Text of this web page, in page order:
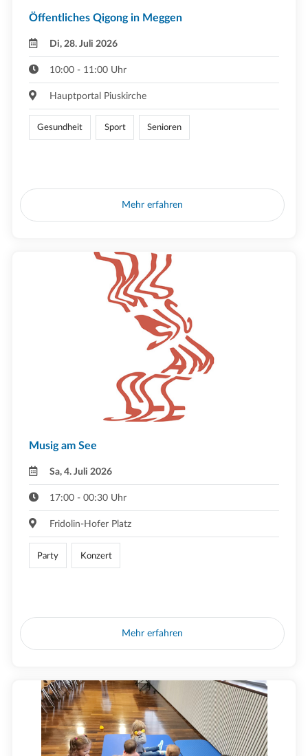
Öffentliches Qigong in Meggen
Di, 28. Juli 2026
10:00 - 11:00 Uhr
Hauptportal Piuskirche
Gesundheit Sport Senioren
Mehr erfahren
Musig am See
Sa, 4. Juli 2026
17:00 - 00:30 Uhr
Fridolin-Hofer Platz
Party Konzert
Mehr erfahren